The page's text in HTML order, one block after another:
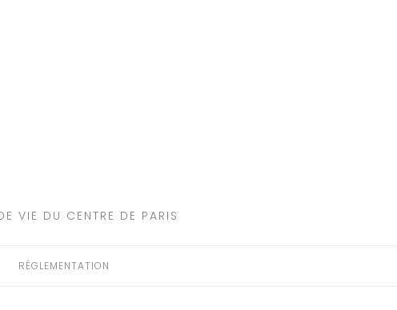
VIE DU CENTRE DE PARIS
RÉGLEMENTATION